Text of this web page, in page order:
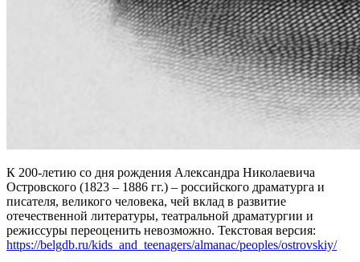
К 200-летию со дня рождения Александра Николаевича
Островского (1823 – 1886 гг.) – российского драматурга и
писателя, великого человека, чей вклад в развитие
отечественной литературы, театральной драматургии и
режиссуры переоценить невозможно. Текстовая версия:
https://belgdb.ru/kids_and_teenagers/almanac/peoples/ostrovskiy/